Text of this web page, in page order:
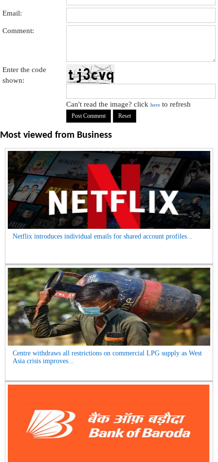
Email:
Comment:
Enter the code
shown:
Can't read the image? clickhere to refresh
Most viewed from Business
Netflix introduces individual emails for shared account profiles...
Centre withdraws all restrictions on commercial LPG supply as West
Asia crisis improves...